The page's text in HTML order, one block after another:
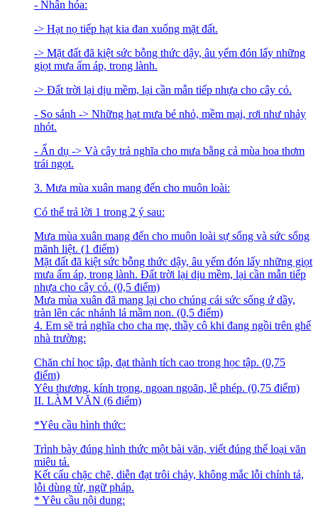
- Nhân hóa:
-> Hạt nọ tiếp hạt kia đan xuống mặt đất.
-> Mặt đất đã kiệt sức bỗng thức dậy, âu yếm đón lấy những
giọt mưa ấm áp, trong lành.
-> Đất trời lại dịu mềm, lại cần mẫn tiếp nhựa cho cây cỏ.
- So sánh -> Những hạt mưa bé nhỏ, mềm mại, rơi như nhảy
nhót.
- Ẩn dụ -> Và cây trả nghĩa cho mưa bằng cả mùa hoa thơm
trái ngọt.
3. Mưa mùa xuân mang đến cho muôn loài:
Có thể trả lời 1 trong 2 ý sau:
Mưa mùa xuân mang đến cho muôn loài sự sống và sức sống
mãnh liệt. (1 điểm)
Mặt đất đã kiệt sức bỗng thức dậy, âu yếm đón lấy những giọt
mưa ấm áp, trong lành. Đất trời lại dịu mềm, lại cần mẫn tiếp
nhựa cho cây cỏ. (0,5 điểm)
Mưa mùa xuân đã mang lại cho chúng cái sức sống ứ dầy,
tràn lên các nhánh lá mầm non. (0,5 điểm)
4. Em sẽ trả nghĩa cho cha mẹ, thầy cô khi đang ngồi trên ghế
nhà trường:
Chăn chỉ học tập, đạt thành tích cao trong học tập. (0,75
điểm)
Yêu thương, kính trọng, ngoan ngoãn, lễ phép. (0,75 điểm)
II. LÀM VĂN (6 điểm)
*Yêu cầu hình thức:
Trình bày đúng hình thức một bài văn, viết đúng thể loại văn
miêu tả.
Kết cấu chặc chẽ, diễn đạt trôi chảy, không mắc lỗi chính tả,
lỗi dùng từ, ngữ pháp.
* Yêu cầu nội dung: